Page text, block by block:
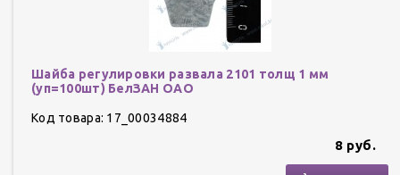
Шайба регулировки развала 2101 толщ 1 мм
(уп=100шт) БелЗАН ОАО
Код товара: 17_00034884
8 руб.